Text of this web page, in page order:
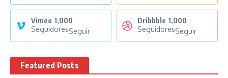
Vimeo 1,000
SeguidoresSeguir
Dribbble 1,000
SeguidoresSeguir
Featured Posts